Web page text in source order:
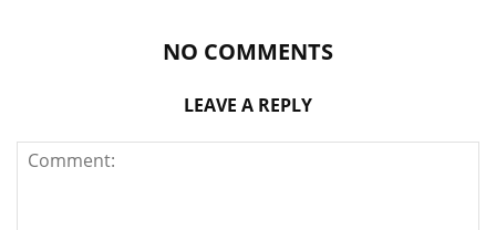
NO COMMENTS
LEAVE A REPLY